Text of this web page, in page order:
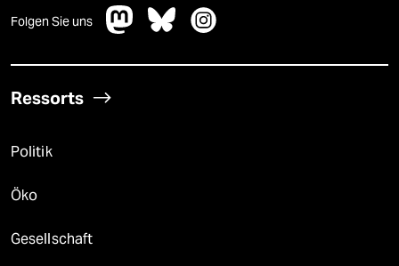
Folgen Sie uns
Ressorts
Politik
Öko
Gesellschaft